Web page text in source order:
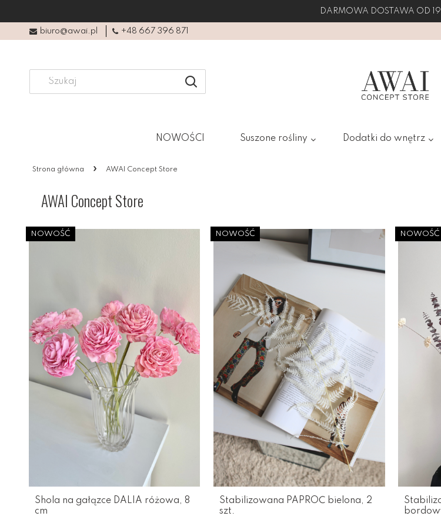
DARMOWA DOSTAWA OD
biuro@awai.pl +48 667 396 871
NOWOŚCI Suszone rośliny Dodatki do wnętrz
Strona główna » AWAI Concept Store
AWAI Concept Store
Shola na gałązce DALIA różowa, 8
cm
NOWOŚĆ
Stabilizowana PAPROĆ bielona, 2
szt.
NOWOŚĆ NOWOŚĆ